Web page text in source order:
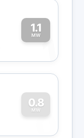
1.1
MW1
0.8
MW
0